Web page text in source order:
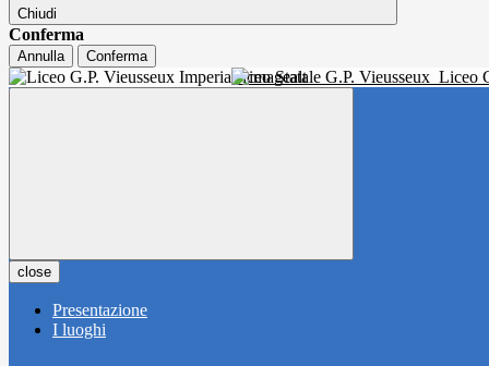
Chiudi
Conferma
Annulla Conferma
Liceo Statale G.P. Vieusseux Liceo
close
Presentazione
I luoghi